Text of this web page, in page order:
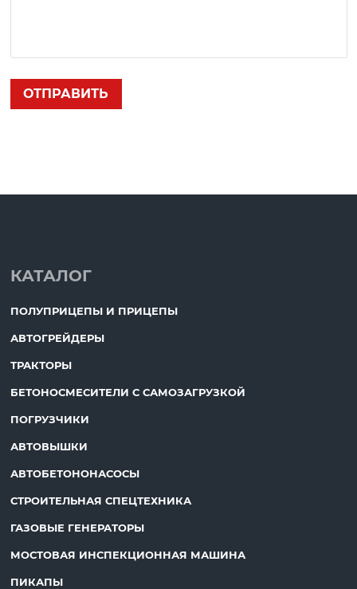
КАТАЛОГ
ПОЛУПРИЦЕПЫ И ПРИЦЕПЫ
АВТОГРЕЙДЕРЫ
ТРАКТОРЫ
БЕТОНОСМЕСИТЕЛИ С САМОЗАГРУЗКОЙ
ПОГРУЗЧИКИ
АВТОВЫШКИ
АВТОБЕТОНОНАСОСЫ
СТРОИТЕЛЬНАЯ СПЕЦТЕХНИКА
ГАЗОВЫЕ ГЕНЕРАТОРЫ
МОСТОВАЯ ИНСПЕКЦИОННАЯ МАШИНА
ПИКАПЫ